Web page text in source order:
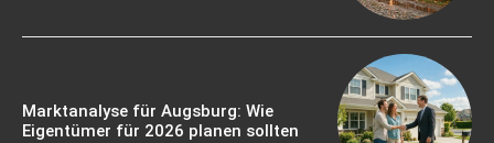
Marktanalyse für Augsburg: Wie
Eigentümer für 2026 planen sollten